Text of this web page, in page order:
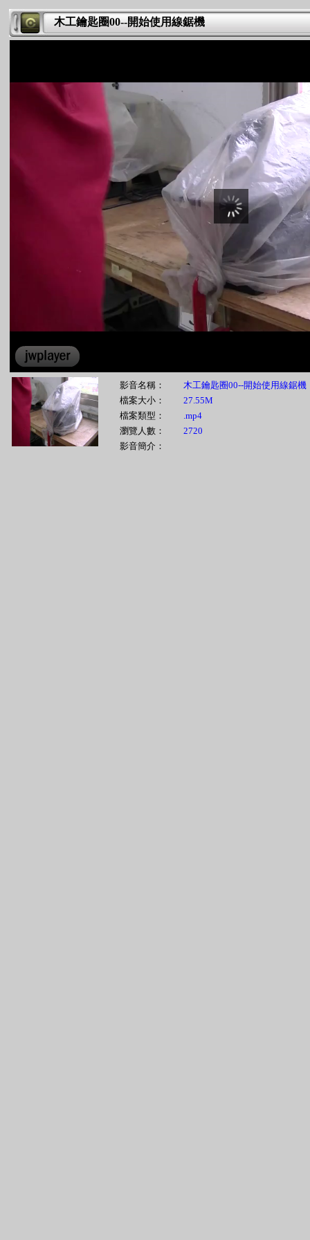
木工鑰匙圈00--開始使用線鋸機
影音名稱：
木工鑰匙圈00--開始使用線鋸機
檔案大小：
27.55M
檔案類型：
.mp4
瀏覽人數：
2720
影音簡介：